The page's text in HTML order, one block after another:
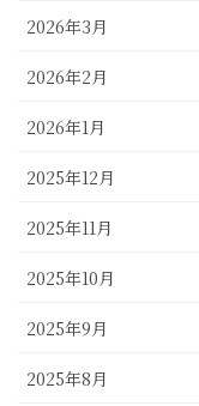
2026年3月
2026年2月
2026年1月
2025年12月
2025年11月
2025年10月
2025年9月
2025年8月